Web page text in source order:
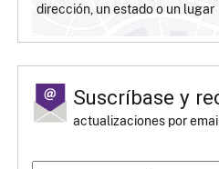
dirección, un estado o un lugar
Suscríbase y
actualizaciones por